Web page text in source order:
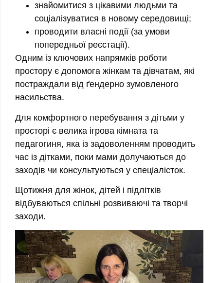
знайомитися з цікавими людьми та
соціалізуватися в новому середовищі;
проводити власні події (за умови
попередньої реєстації).
Одним із ключових напрямків роботи
простору є допомога жінкам та дівчатам, які
постраждали від ґендерно зумовленого
насильства.
Для комфортного перебування з дітьми у
просторі є велика ігрова кімната та
педагогиня, яка із задоволенням проводить
час із дітками, поки мами долучаються до
заходів чи консультуються у спеціалісток.
Щотижня для жінок, дітей і підлітків
відбуваються спільні розвиваючі та творчі
заходи.